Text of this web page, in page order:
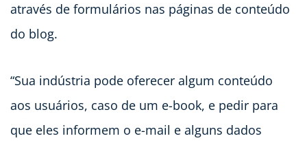
através de formulários nas páginas de conteúdo
do blog.
“Sua indústria pode oferecer algum conteúdo
aos usuários, caso de um e-book, e pedir para
que eles informem o e-mail e alguns dados